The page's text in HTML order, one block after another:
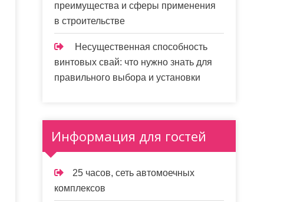
преимущества и сферы применения
в строительстве
Несущественная способность
винтовых свай: что нужно знать для
правильного выбора и установки
Информация для гостей
25 часов, сеть автомоечных
комплексов